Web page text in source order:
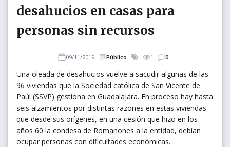
desahucios en casas para
personas sin recursos
09/11/2019 Público 1 0
Una oleada de desahucios vuelve a sacudir algunas de las
96 viviendas que la Sociedad católica de San Vicente de
Paúl (SSVP) gestiona en Guadalajara. En proceso hay hasta
seis alzamientos por distintas razones en estas viviendas
que desde sus orígenes, en una cesión que hizo en los
años 60 la condesa de Romanones a la entidad, debían
ocupar personas con dificultades económicas.